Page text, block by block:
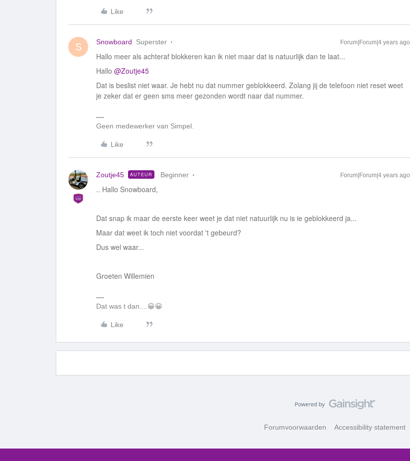
Like
S Snowboard Superster Forum|Forum|4 years ago
Hallo meer als achteraf blokkeren kan ik niet maar dat is natuurlijk dan te laat...
Hallo @Zoutje45
Dat is beslist niet waar. Je hebt nu dat nummer geblokkeerd. Zolang jij de telefoon niet reset weet
je zeker dat er geen sms meer gezonden wordt naar dat nummer.
Geen medewerker van Simpel.
Like
Zoutje45 AUTEUR Beginner Forum|Forum|4 years ago
.. Hallo Snowboard,
Dat snap ik maar de eerste keer weet je dat niet natuurlijk nu is ie geblokkeerd ja...
Maar dat weet ik toch niet voordat 't gebeurd?
Dus wel waar...
Groeten Willemien
Dat was t dan....😀😀
Like
Forumvoorwaarden Accessibility statement